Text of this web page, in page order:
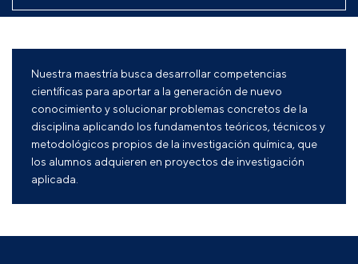
Nuestra maestría busca desarrollar competencias
científicas para aportar a la generación de nuevo
conocimiento y solucionar problemas concretos de la
disciplina aplicando los fundamentos teóricos, técnicos y
metodológicos propios de la investigación química, que
los alumnos adquieren en proyectos de investigación
aplicada.